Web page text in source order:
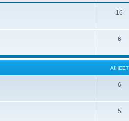
16
6
AIHEET
6
5